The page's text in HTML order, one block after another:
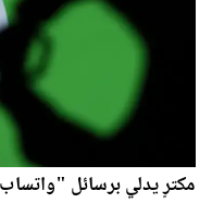
مكترٍ يدلي برسائل